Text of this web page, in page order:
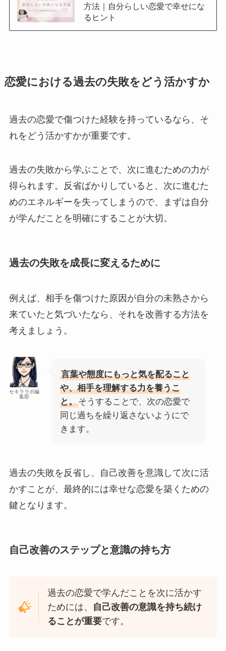
方法｜自分らしい恋愛で幸せにな
るヒント
恋愛における過去の失敗をどう活かすか
過去の恋愛で傷つけた経験を持っているなら、そ
れをどう活かすかが重要です。
過去の失敗から学ぶことで、次に進むための力が
得られます。反省ばかりしていると、次に進むた
めのエネルギーを失ってしまうので、まずは自分
が学んだことを明確にすることが大切。
過去の失敗を成長に変えるために
例えば、相手を傷つけた原因が自分の未熟さから
来ていたと気づいたなら、それを改善する方法を
考えましょう。
セキララボ編
集部
言葉や態度にもっと気を配ること
や、相手を理解する力を養うこ
と。そうすることで、次の恋愛で
同じ過ちを繰り返さないようにで
きます。
過去の失敗を反省し、自己改善を意識して次に活
かすことが、最終的には幸せな恋愛を築くための
鍵となります。
自己改善のステップと意識の持ち方
過去の恋愛で学んだことを次に活かす
ためには、 自己改善の意識を持ち続け
ることが重要です。